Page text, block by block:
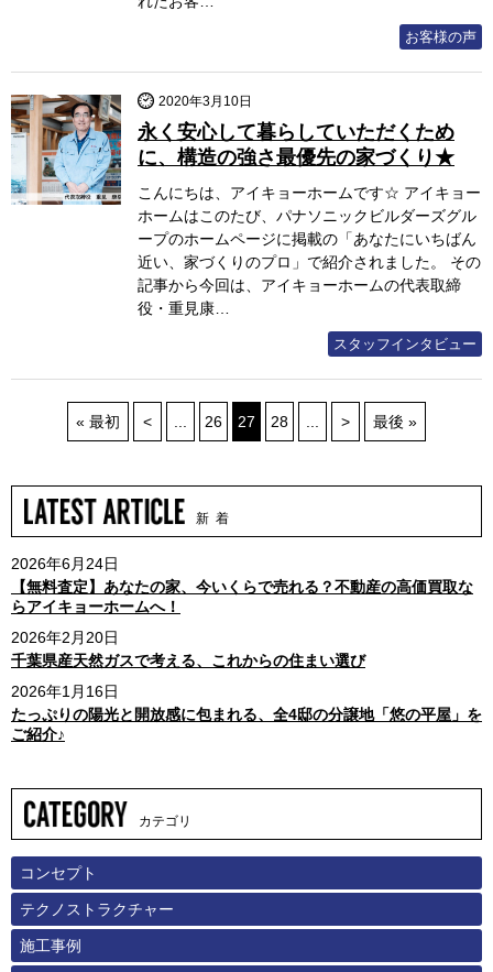
お客様の声
2020年3月10日
永く安心して暮らしていただくため
に、構造の強さ最優先の家づくり★
こんにちは、アイキョーホームです☆ アイキョー
ホームはこのたび、パナソニックビルダーズグル
ープのホームページに掲載の「あなたにいちばん
近い、家づくりのプロ」で紹介されました。 その
記事から今回は、アイキョーホームの代表取締
役・重見康…
スタッフインタビュー
« 最初 < ... 26 27 28 ... > 最後 »
新 着
2026年6月24日
【無料査定】あなたの家、今いくらで売れる？不動産の高価買取な
らアイキョーホームへ！
2026年2月20日
千葉県産天然ガスで考える、これからの住まい選び
2026年1月16日
たっぷりの陽光と開放感に包まれる、全4邸の分譲地「悠の平屋」を
ご紹介♪
カテゴリ
コンセプト
テクノストラクチャー
施工事例